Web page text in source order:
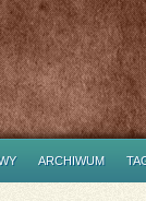
ARCHIWUM